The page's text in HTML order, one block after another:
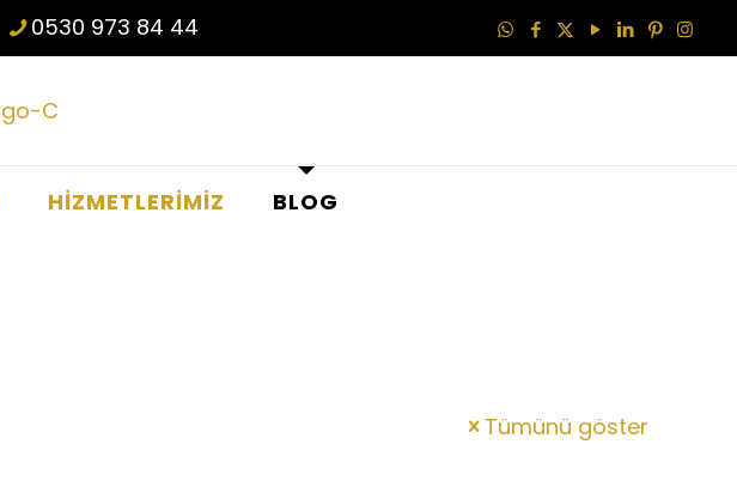
0530 973 84 44
HİZMETLERİMİZ BLOG
Tümünü göster